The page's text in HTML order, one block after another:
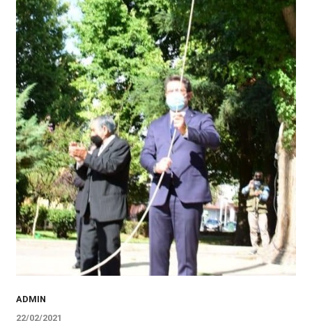
ADMIN
22/02/2021